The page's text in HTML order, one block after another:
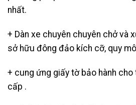
nhất.
+ Dàn xe chuyên chuyên chở và
sở hữu đông đảo kích cỡ, quy
+ cung ứng giấy tờ bảo hành
cấp .